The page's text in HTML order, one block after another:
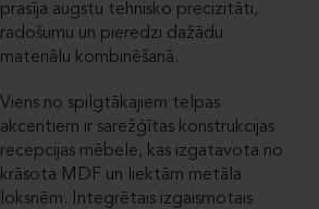
prasīja augstu tehnisko precizitāti,
radošumu un pieredzi dažādu
materiālu kombinēšanā.
Viens no spilgtākajiem telpas
akcentiem ir sarežģītas konstrukcijas
recepcijas mēbele, kas izgatavota no
krāsota MDF un liektām metāla
loksnēm. Integrētais izgaismotais